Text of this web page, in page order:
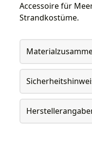
Accessoire für
Strandkostüme.